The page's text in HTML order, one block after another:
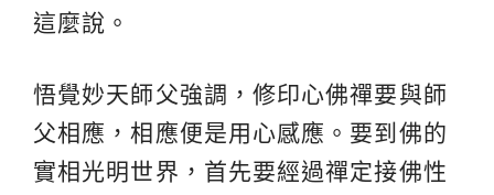
這麼說。
悟覺妙天師父強調，修印心佛禪要與師
父相應，相應便是用心感應。要到佛的
實相光明世界，首先要經過禪定接佛性